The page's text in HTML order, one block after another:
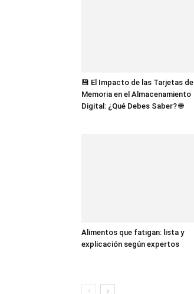
💾 El Impacto de las Tarjetas de
Memoria en el Almacenamiento
Digital: ¿Qué Debes Saber? 🌐
Alimentos que fatigan: lista y
explicación según expertos